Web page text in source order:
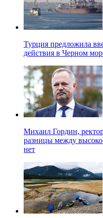
Турция предложила
действия в Черном
Михаил Гордин,
разницы между
нет